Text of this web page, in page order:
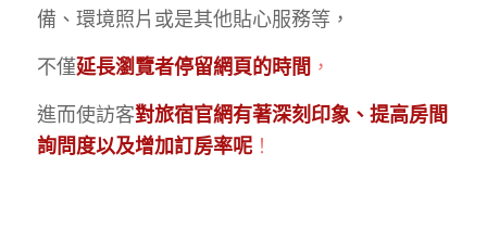
備、環境照片或是其他貼心服務等，
不僅延長瀏覽者停留網頁的時間 ，
進而使訪客對旅宿官網有著深刻印象、提高房間
詢問度以及增加訂房率呢！